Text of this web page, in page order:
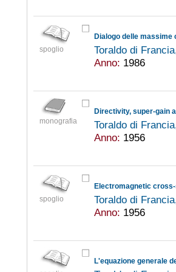
spoglio
Dialogo delle massime
Toraldo di
Anno: 1986
monografia
Directivity, super-gain
Toraldo di
Anno: 1956
spoglio
Toraldo di
Anno: 1956